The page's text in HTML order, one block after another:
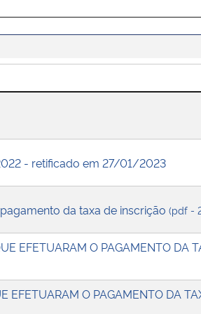
- retificado em 27/01/2023
da taxa de inscrição (pdf -
EFETUARAM O PAGAMENTO DA
EFETUARAM O PAGAMENTO DA